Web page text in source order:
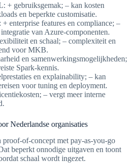
+ gebruiksgemak; – kan kosten
en beperkte customisatie.
enterprise features en compliance; –
van Azure-componenten.
en schaal; – complexiteit en
voor MKB.
en samenwerkingsmogelijkheden;
Spark-kennis.
en explainability; – kan
voor tuning en deployment.
– vergt meer interne
Nederlandse organisaties
proof-of-concept met pay-as-you-go
beperkt onnodige uitgaven en toont
schaal wordt ingezet.